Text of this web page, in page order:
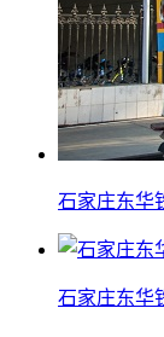
石家庄东华
石家庄东华